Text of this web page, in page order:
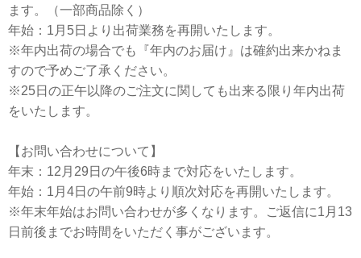
ます。（一部商品除く）
年始：1月5日より出荷業務を再開いたします。
※年内出荷の場合でも『年内のお届け』は確約出来かねま
すので予めご了承ください。
※25日の正午以降のご注文に関しても出来る限り年内出荷
をいたします。
【お問い合わせについて】
年末：12月29日の午後6時まで対応をいたします。
年始：1月4日の午前9時より順次対応を再開いたします。
※年末年始はお問い合わせが多くなります。ご返信に1月13
日前後までお時間をいただく事がございます。